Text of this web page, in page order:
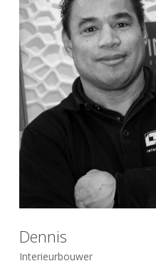
Dennis
Interieurbouwer